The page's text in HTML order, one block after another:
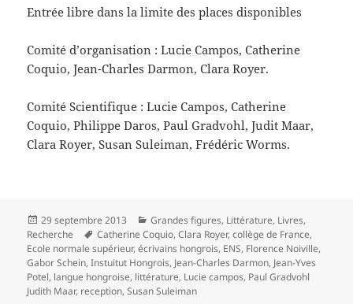
Entrée libre dans la limite des places disponibles
Comité d’organisation : Lucie Campos, Catherine
Coquio, Jean-Charles Darmon, Clara Royer.
Comité Scientifique : Lucie Campos, Catherine
Coquio, Philippe Daros, Paul Gradvohl, Judit Maar,
Clara Royer, Susan Suleiman, Frédéric Worms.
Publié
le
29 septembre 2013 Catégories
Grandes figures, Littérature, Livres,
Recherche
Mots-
clés
Catherine Coquio,Clara Royer,collège de France,
Ecole normale supérieur,écrivains hongrois, ENS, Florence Noiville,
Gabor Schein,Instuitut Hongrois, Jean-Charles Darmon, Jean-Yves
Potel, langue hongroise, littérature, Lucie campos, Paul Gradvohl
Judith Maar, reception,Susan Suleiman